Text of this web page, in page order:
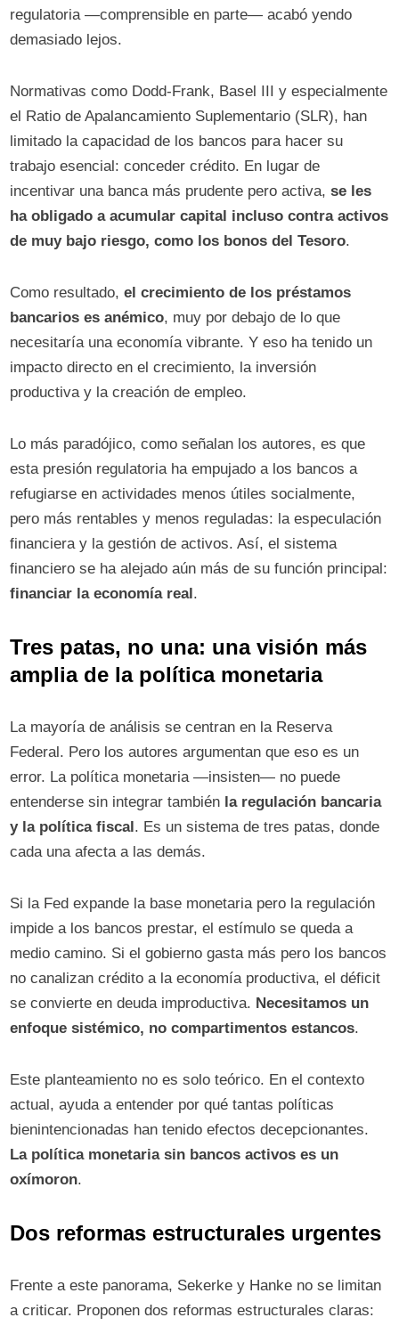
regulatoria —comprensible en parte— acabó yendo
demasiado lejos.
Normativas como Dodd-Frank, Basel III y especialmente
el Ratio de Apalancamiento Suplementario (SLR), han
limitado la capacidad de los bancos para hacer su
trabajo esencial: conceder crédito. En lugar de
incentivar una banca más prudente pero activa,se les
ha obligado a acumular capital incluso contra activos
de muy bajo riesgo, como los bonos del Tesoro.
Como resultado,el crecimiento de los préstamos
bancarios es anémico, muy por debajo de lo que
necesitaría una economía vibrante. Y eso ha tenido un
impacto directo en el crecimiento, la inversión
productiva y la creación de empleo.
Lo más paradójico, como señalan los autores, es que
esta presión regulatoria ha empujado a los bancos a
refugiarse en actividades menos útiles socialmente,
pero más rentables y menos reguladas: la especulación
financiera y la gestión de activos. Así, el sistema
financiero se ha alejado aún más de su función principal:
financiar la economía real .
Tres patas, no una: una visión más
amplia de la política monetaria
La mayoría de análisis se centran en la Reserva
Federal. Pero los autores argumentan que eso es un
error. La política monetaria —insisten— no puede
entenderse sin integrar también la regulación bancaria
y la política fiscal . Es un sistema de tres patas, donde
cada una afecta a las demás.
Si la Fed expande la base monetaria pero la regulación
impide a los bancos prestar, el estímulo se queda a
medio camino. Si el gobierno gasta más pero los bancos
no canalizan crédito a la economía productiva, el déficit
se convierte en deuda improductiva. Necesitamos un
enfoque sistémico, no compartimentos estancos.
Este planteamiento no es solo teórico. En el contexto
actual, ayuda a entender por qué tantas políticas
bienintencionadas han tenido efectos decepcionantes.
La política monetaria sin bancos activos es un
oxímoron.
Dos reformas estructurales urgentes
Frente a este panorama, Sekerke y Hanke no se limitan
a criticar. Proponen dos reformas estructurales claras: